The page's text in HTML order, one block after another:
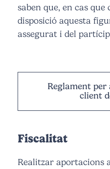
saben que, en cas
disposició aquesta
assegurat i del
Reglament per
client
Fiscalitat
Realitzar aportacions